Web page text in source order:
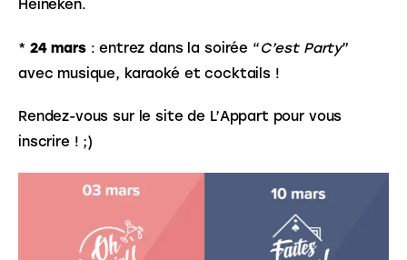
Heineken.
* 24 mars : entrez dans la soirée “C’est Party”
avec musique, karaoké et cocktails !
Rendez-vous sur le site de L’Appart pour vous
inscrire ! ;)